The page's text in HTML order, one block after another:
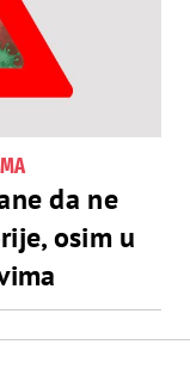
da ne
osim u